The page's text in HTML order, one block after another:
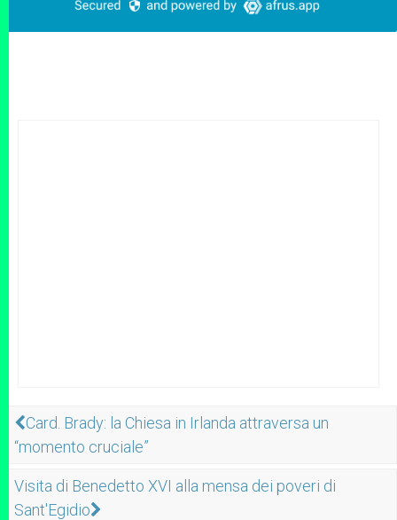
Card. Brady: la Chiesa in Irlanda attraversa un
“momento cruciale”
Visita di Benedetto XVI alla mensa dei poveri di
Sant'Egidio